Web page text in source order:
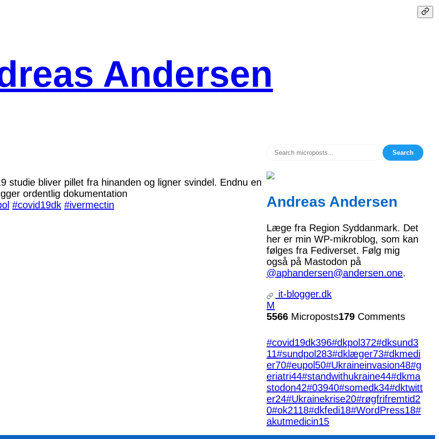
Andersen
studie bliver pillet fra hinanden og ligner svindel. Endnu en
ordentlig dokumentation
#covid19dk #ivermectin
Search
Andreas Andersen
Læge fra Region Syddanmark. Det
her er min WP-mikroblog, som kan
følges fra Fediverset. Følg mig
også på Mastodon på
@aphandersen@andersen.one.
it-blogger.dk
M
5566 Microposts179 Comments
#covid19dk396#dkpol372#dksund3
11#sundpol 283#dklæger73#dkmedi
er70#eupol 50#Ukraineinvasion48#g
eriatri44#standwithukraine44#dkma
stodon42#03940#somedk34#dktwitt
er24#Ukrainekrise20#røgfrifremtid2
0#ok2118#dkfedi18#WordPress18#
akutmedicin15